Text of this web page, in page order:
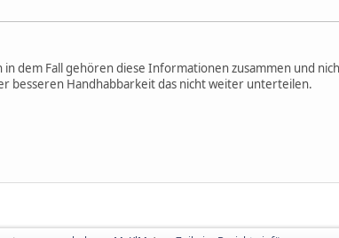
in dem Fall gehören diese Informationen zusammen und
besseren Handhabbarkeit das nicht weiter unterteilen.